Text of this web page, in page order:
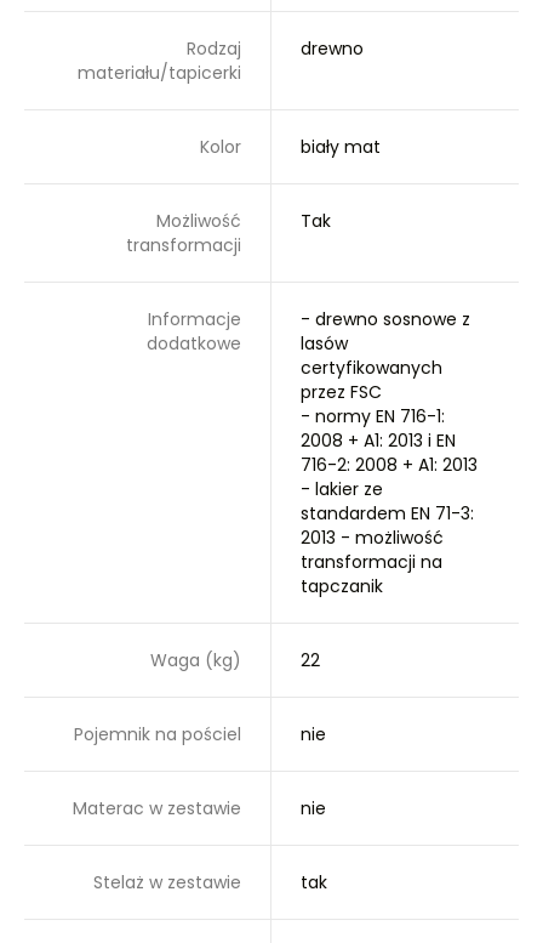
Rodzaj
materiału/tapicerki
drewno
Kolor biały mat
Możliwość
transformacji
Tak
Informacje
dodatkowe
- drewno sosnowe z
lasów
certyfikowanych
przez FSC
- normy EN 716-1:
2008 + A1: 2013 i EN
716-2: 2008 + A1: 2013
- lakier ze
standardem EN 71-3:
2013 - możliwość
transformacji na
tapczanik
Waga (kg) 22
Pojemnik na pościel nie
Materac w zestawie nie
Stelaż w zestawie tak